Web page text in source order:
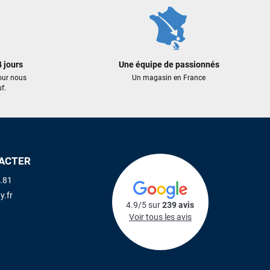
jours
nous
Une équipe de passionnés
Un magasin en France
4.9/5 sur239 avis
Voir tous les avis